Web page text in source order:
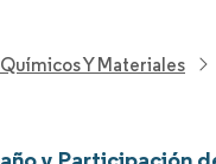
Y Materiales